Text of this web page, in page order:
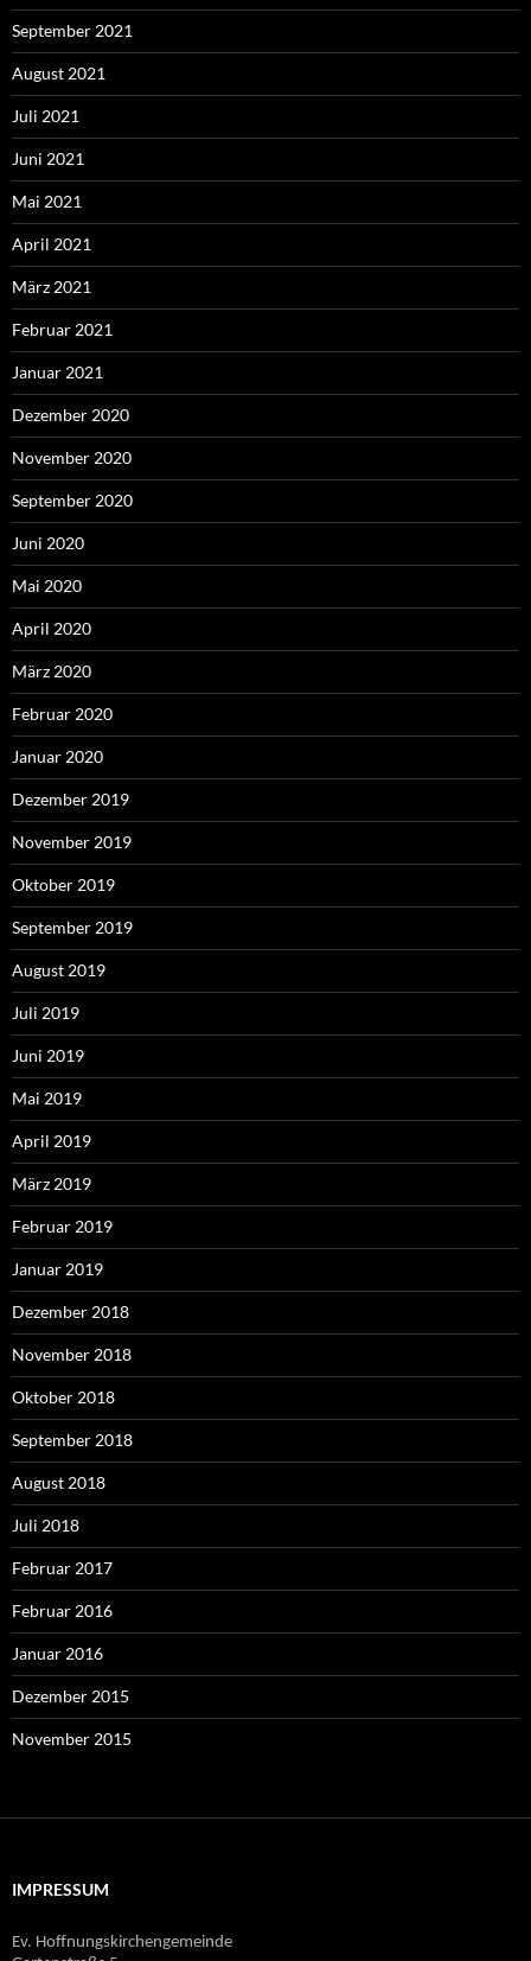
September 2021
August 2021
Juli 2021
Juni 2021
Mai 2021
April 2021
März 2021
Februar 2021
Januar 2021
Dezember 2020
November 2020
September 2020
Juni 2020
Mai 2020
April 2020
März 2020
Februar 2020
Januar 2020
Dezember 2019
November 2019
Oktober 2019
September 2019
August 2019
Juli 2019
Juni 2019
Mai 2019
April 2019
März 2019
Februar 2019
Januar 2019
Dezember 2018
November 2018
Oktober 2018
September 2018
August 2018
Juli 2018
Februar 2017
Februar 2016
Januar 2016
Dezember 2015
November 2015
IMPRESSUM
Ev. Hoffnungskirchengemeinde